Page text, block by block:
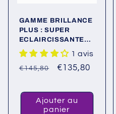
GAMME BRILLANCE
PLUS : SUPER
ECLAIRCISSANTE
ET UNIFIANTE
1 avis
Prix
€145,80
Prix
€135,80
Ajouter au
panier